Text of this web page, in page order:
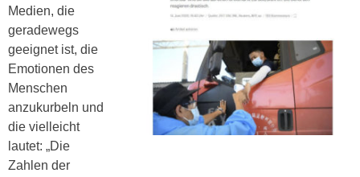
Medien, die
geradewegs
geeignet ist, die
Emotionen des
Menschen
anzukurbeln und
die vielleicht
lautet: „Die
Zahlen der